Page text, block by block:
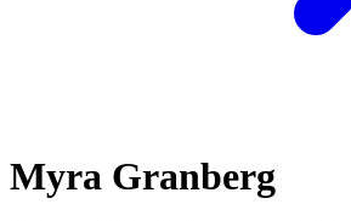
Myra Granberg